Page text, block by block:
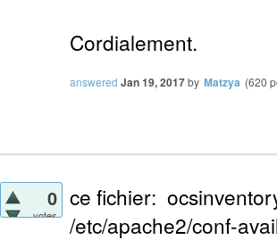
Cordialement.
answered Jan 19, 2017by Matzya (620
0
votes
ce fichier:
/etc/apache2/conf-